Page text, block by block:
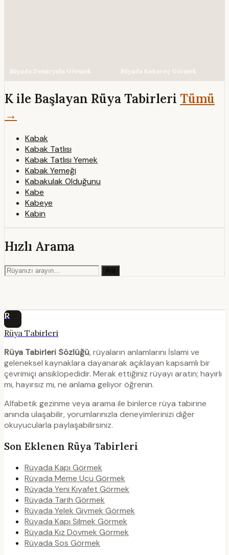
Rüyada Demiryolu Görmek Rüyada Kokoreç Görmek
K ile Başlayan Rüya Tabirleri Tümü
→
Kabak
Kabak Tatlısı
Kabak Tatlısı Yemek
Kabak Yemeği
Kabakulak Olduğunu
Kabe
Kabeye
Kabin
Hızlı Arama
Ara
R
Rüya Tabirleri
Rüya Tabirleri Sözlüğü, rüyaların anlamlarını İslami ve
geleneksel kaynaklara dayanarak açıklayan kapsamlı bir
çevrimiçi ansiklopedidir. Merak ettiğiniz rüyayı aratın; hayırlı
mı, hayırsız mı, ne anlama geliyor öğrenin.
Alfabetik gezinme veya arama ile binlerce rüya tabirine
anında ulaşabilir, yorumlarınızla deneyimlerinizi diğer
okuyucularla paylaşabilirsiniz.
Son Eklenen Rüya Tabirleri
Rüyada Kapı Görmek
Rüyada Meme Ucu Görmek
Rüyada Yeni Kıyafet Görmek
Rüyada Tarih Görmek
Rüyada Yelek Giymek Görmek
Rüyada Kapı Silmek Görmek
Rüyada Kız Dövmek Görmek
Rüyada Sos Görmek